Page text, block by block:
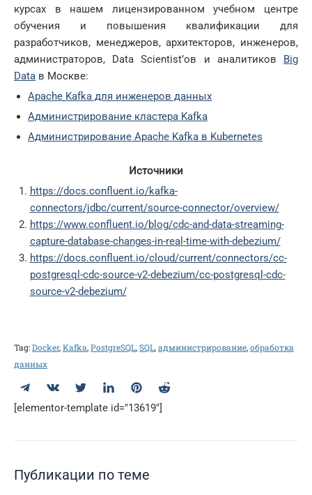
курсах в нашем лицензированном учебном центре
обучения и повышения квалификации для
разработчиков, менеджеров, архитекторов, инженеров,
администраторов, Data Scientist’ов и аналитиков
Big
Data в Москве:
Apache Kafka для инженеров данных
Администрирование кластера Kafka
Администрирование Apache Kafka в Kubernetes
Источники
https://docs.confluent.io/kafka-
connectors/jdbc/current/source-connector/overview/
https://www.confluent.io/blog/cdc-and-data-streaming-
capture-database-changes-in-real-time-with-debezium/
https://docs.confluent.io/cloud/current/connectors/cc-
postgresql-cdc-source-v2-debezium/cc-postgresql-cdc-
source-v2-debezium/
Tag:Docker,Kafka,PostgreSQL,SQL,администрирование,обработка
данных
ВКонтакте
Twitter LinkedInPinterest
[elementor-template id="13619"]
Публикации по теме